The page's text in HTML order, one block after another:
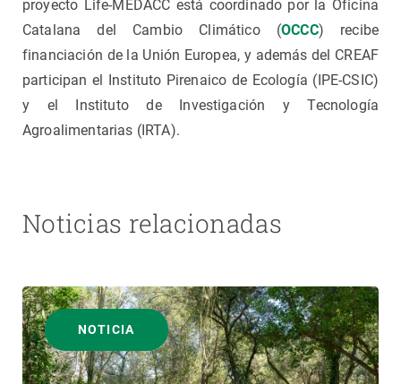
proyecto Life-MEDACC está coordinado por la Oficina
Catalana del Cambio Climático (OCCC) recibe
financiación de la Unión Europea, y además del CREAF
participan el Instituto Pirenaico de Ecología (IPE-CSIC)
y el Instituto de Investigación y Tecnología
Agroalimentarias (IRTA).
Noticias relacionadas
NOTICIA